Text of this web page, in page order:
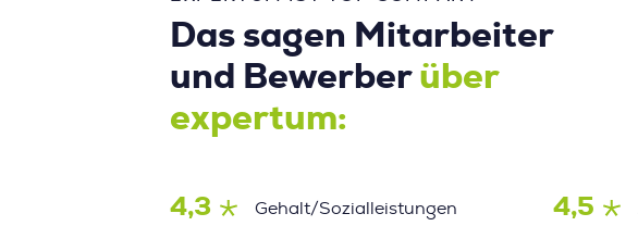
Das sagen Mitarbeiter
und Bewerber über
expertum:
4,3 Gehalt/Sozialleistungen 4,5